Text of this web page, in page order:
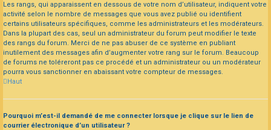
Les rangs, qui apparaissent en dessous de votre nom d’utilisateur, indiquent votre
activité selon le nombre de messages que vous avez publié ou identifient
certains utilisateurs spécifiques, comme les administrateurs et les modérateurs.
Dans la plupart des cas, seul un administrateur du forum peut modifier le texte
des rangs du forum. Merci de ne pas abuser de ce système en publiant
inutilement des messages afin d’augmenter votre rang sur le forum. Beaucoup
de forums ne toléreront pas ce procédé et un administrateur ou un modérateur
pourra vous sanctionner en abaissant votre compteur de messages.
Haut
Pourquoi m’est-il demandé de me connecter lorsque je clique sur le lien de
courrier électronique d’un utilisateur ?